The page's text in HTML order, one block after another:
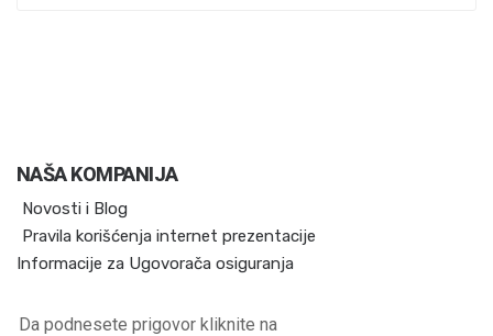
NAŠA KOMPANIJA
Novosti i Blog
Pravila korišćenja internet prezentacije
Informacije za Ugovorača osiguranja
Da podnesete prigovor kliknite na